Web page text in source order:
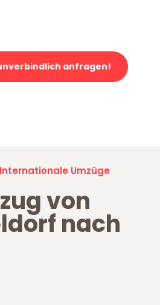
anfragen!
Umzüge
von
nach